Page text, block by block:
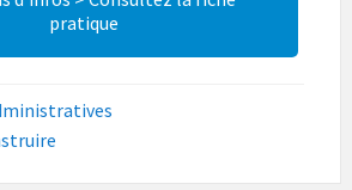
pratique